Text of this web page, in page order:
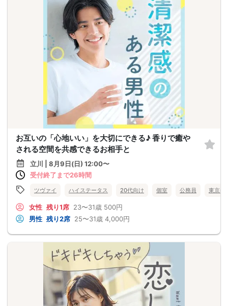
お互いの「心地いい」を大切にできる♪ 香りで癒や
される空間を共感できるお相手と
立川 | 8月9日(日) 12:00〜
受付終了まで26時間
ツヴァイ ハイステータス 20代向け 個室 公務員 東京都
女性 残り1席 23〜31歳 500円
男性 残り2席 25〜31歳 4,000円